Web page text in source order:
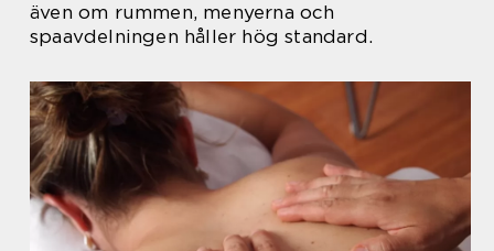
även om rummen, menyerna och
spaavdelningen håller hög standard.